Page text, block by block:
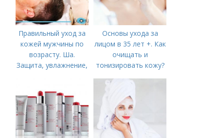
Правильный уход за
кожей мужчины по
возрасту. Ша.
Защита, увлажнение,
Основы ухода за
лицом в 35 лет +. Как
очищать и
тонизировать кожу?